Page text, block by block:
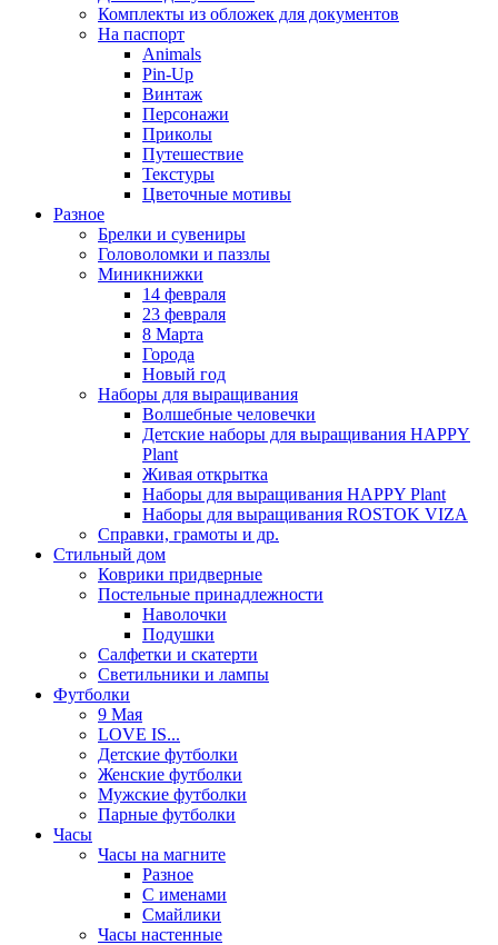
Комплекты из обложек для документов
На паспорт
Animals
Pin-Up
Винтаж
Персонажи
Приколы
Путешествие
Текстуры
Цветочные мотивы
Разное
Брелки и сувениры
Головоломки и паззлы
Миникнижки
14 февраля
23 февраля
8 Марта
Города
Новый год
Наборы для выращивания
Волшебные человечки
Детские наборы для выращивания HAPPY
Plant
Живая открытка
Наборы для выращивания HAPPY Plant
Наборы для выращивания ROSTOK VIZA
Справки, грамоты и др.
Стильный дом
Коврики придверные
Постельные принадлежности
Наволочки
Подушки
Салфетки и скатерти
Светильники и лампы
Футболки
9 Мая
LOVE IS...
Детские футболки
Женские футболки
Мужские футболки
Парные футболки
Часы
Часы на магните
Разное
С именами
Смайлики
Часы настенные